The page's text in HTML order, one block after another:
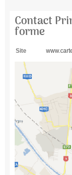
Contact
forme
Site